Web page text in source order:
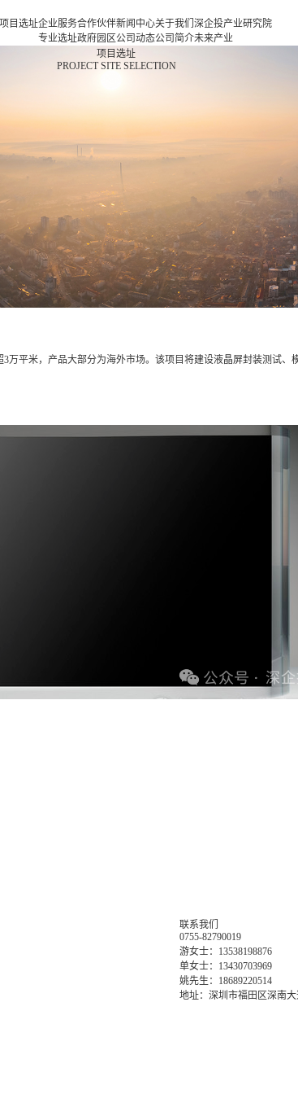
目选址企业服务
专业选址
投融资服
合作伙伴
政府园区
企业客户
行业协会
新闻中心
公司动态
产业观察
关于我们
公司简介
联系我们
深企投产业研究院
未来产业
新能源汽车
高端装备
现代消费
现代服务业
项目选址
PROJECT SITE SELECTION
平米，产品大部分为海外市场。该项目将建设液晶屏封装测试
联系我们
0755-82790019
游女士：13538198876
单女士：13430703969
姚先生：18689220514
地址：深圳市福田区深南